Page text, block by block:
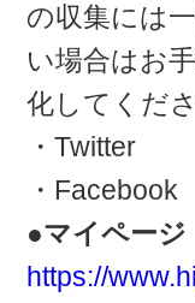
の収集には
い場合はお
化してくださ
・Twitter
・Facebook
●マイペー
https://